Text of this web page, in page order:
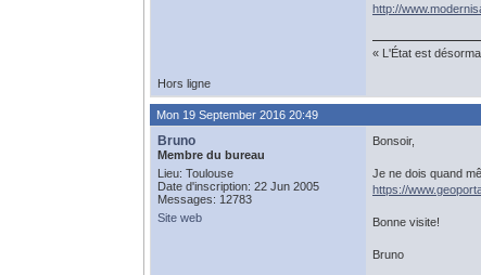
http://
« L'État est
Hors ligne
Mon 19 September 2016 20:49
Bruno
Membre du bureau
Lieu: Toulouse
Date d'inscription: 22 Jun 2005
Messages: 12783
Site web
Bonsoir,
Je ne dois quand
https://
Bonne visite!
Bruno